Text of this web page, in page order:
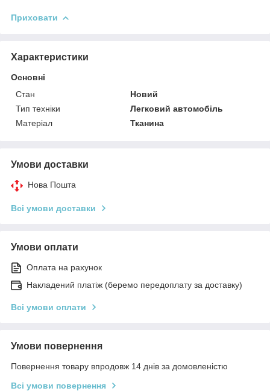
Приховати
Характеристики
Основні
Стан
Новий
Тип техніки
Легковий автомобіль
Матеріал
Тканина
Умови доставки
Нова Пошта
Всі умови доставки
Умови оплати
Оплата на рахунок
Накладений платіж (беремо передоплату за доставку)
Всі умови оплати
Умови повернення
Повернення товару впродовж 14 днів за домовленістю
Всі умови повернення